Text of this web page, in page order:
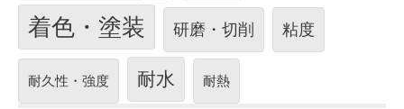
着色・塗装 研磨・切削 粘度
耐久性・強度 耐水 耐熱